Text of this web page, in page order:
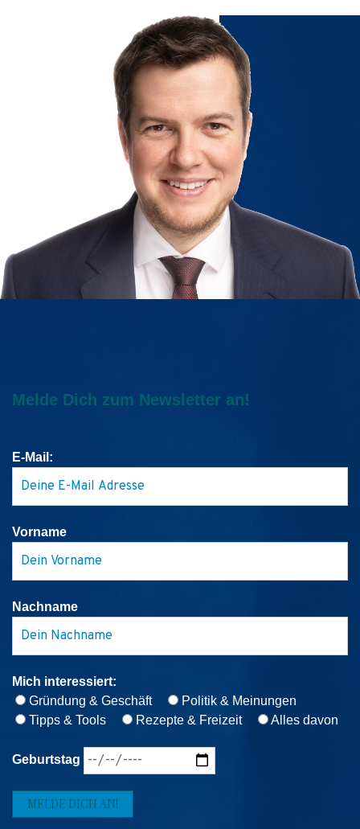
Melde Dich zum Newsletter an!
E-Mail:
Vorname
Nachname
Mich interessiert:
Gründung & Geschäft
Politik & Meinungen
Tipps & Tools
Rezepte & Freizeit Alles davon
Geburtstag